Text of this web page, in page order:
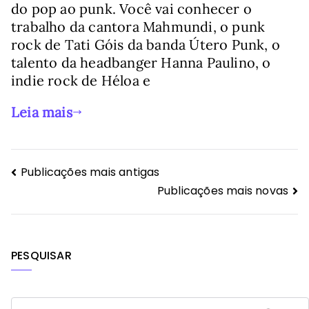
do pop ao punk. Você vai conhecer o
trabalho da cantora Mahmundi, o punk
rock de Tati Góis da banda Útero Punk, o
talento da headbanger Hanna Paulino, o
indie rock de Héloa e
Leia mais
Navegação
Publicações mais antigas
Publicações mais novas
PESQUISAR